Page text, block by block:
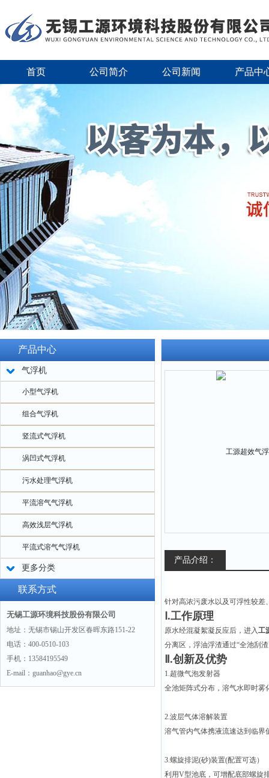
首页 公司简介 公司新闻 产品中
产品中心
气浮机
小型气浮机
组合气浮机
竖流式气浮机
涡凹式气浮机
污水处理气浮机
平流溶气气浮机
高效浅层气浮机
平流式溶气气浮机
更多分类
联系方式
无锡工源环境科技股份有限公司
地址：无锡市锡山开发区春晖东路151-22
电话：400-0510-103
手机：13584195549
E-mail：guanhao@gye.cn
产品介绍：
针对高浓污废水以及可浮性较差
Ⅰ.工作原理
原水经混凝絮凝反应后，进入工
分离区，浮油浮渣通过“全池刮
Ⅱ.创新及优势
1.超微气泡发射器
全池矩阵式分布，溶气水即时雾
2.波层气体溶解装置
溶气管内气体携液流速达到临界
3.螺旋排泥(砂)装置(配置可选）
利用V型池底，可增配底部螺旋